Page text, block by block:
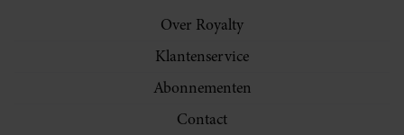
Over Royalty
Klantenservice
Abonnementen
Contact